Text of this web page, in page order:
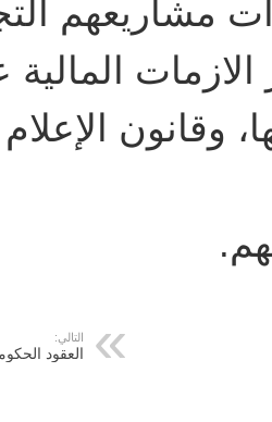
مشاريعهم
الازمات
الإعلام
التالي:
العقود